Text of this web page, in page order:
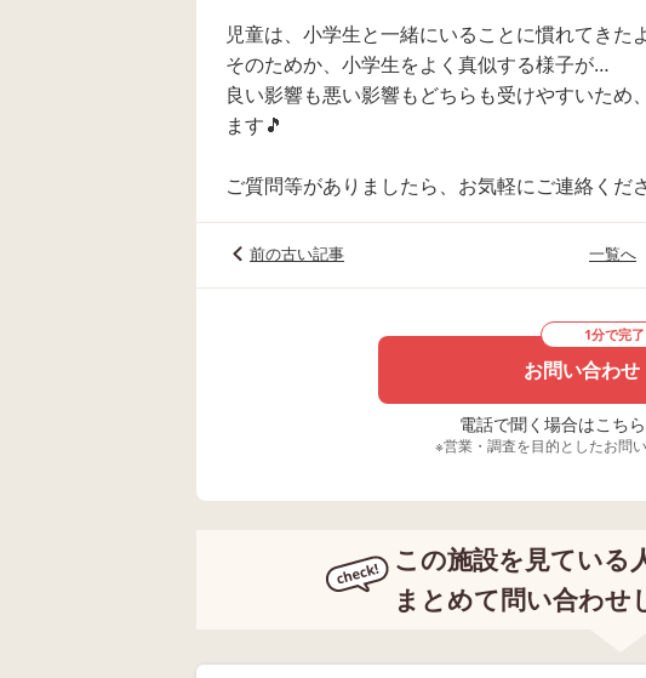
児童は、小学生と一緒にいることに慣れてきた
そのためか、小学生をよく真似する様子が…
良い影響も悪い影響もどちらも受けやすいため
ます🎵
ご質問等がありましたら、お気軽にご連絡くださ
前の古い記事 一覧へ
1分で完了
お問い合わせ
電話で聞く場合はこち
※営業・調査を目的としたお問
この施設を見ている
まとめて問い合わせ